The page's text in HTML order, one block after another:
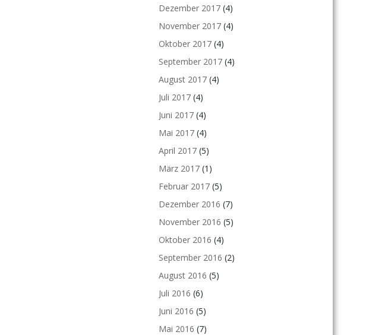
Dezember 2017 (4)
November 2017 (4)
Oktober 2017 (4)
September 2017 (4)
August 2017 (4)
Juli 2017 (4)
Juni 2017 (4)
Mai 2017 (4)
April 2017 (5)
März 2017 (1)
Februar 2017 (5)
Dezember 2016 (7)
November 2016 (5)
Oktober 2016 (4)
September 2016 (2)
August 2016 (5)
Juli 2016 (6)
Juni 2016 (5)
Mai 2016 (7)